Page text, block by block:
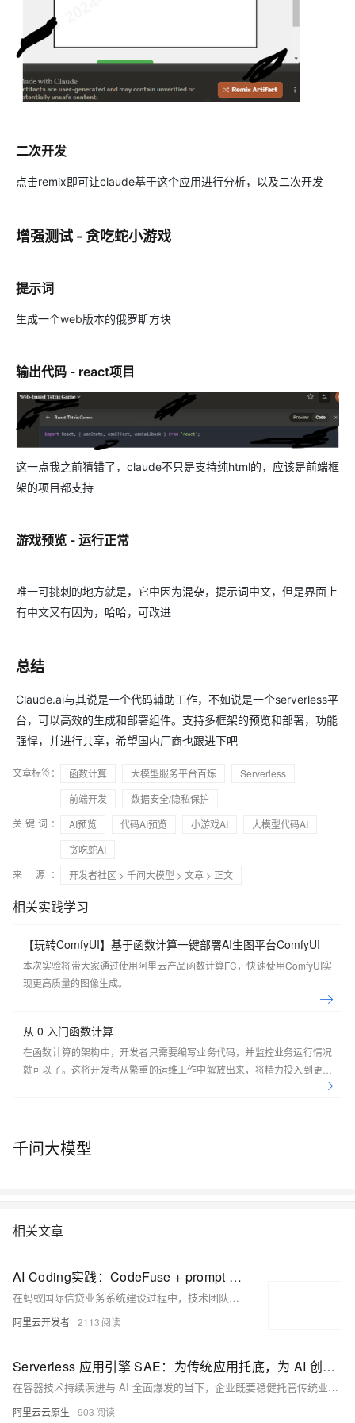
二次开发
点击remix即可让claude基于这个应用进行分析，以及二次开发
增强测试 - 贪吃蛇小游戏
提示词
生成一个web版本的俄罗斯方块
输出代码 - react项目
这一点我之前猜错了，claude不只是支持纯html的，应该是前端框
架的项目都支持
游戏预览 - 运行正常
唯一可挑刺的地方就是，它中因为混杂，提示词中文，但是界面上
有中文又有因为，哈哈，可改进
总结
Claude.ai与其说是一个代码辅助工作，不如说是一个serverless平
台，可以高效的生成和部署组件。支持多框架的预览和部署，功能
强悍，并进行共享，希望国内厂商也跟进下吧
文章标签： 函数计算 大模型服务平台百炼
Serverless
前端开发
数据安全/隐私保护
关键词：
AI预览 代码AI预览 小游戏AI
大模型代码AI
贪吃蛇AI
来 源：
开发者社区 > 千问大模型 > 文章 > 正文
相关实践学习
【玩转ComfyUI】基于函数计算一键部署AI生图平台ComfyUI
本次实验将带大家通过使用阿里云产品函数计算FC，快速使用ComfyUI实
现更高质量的图像生成。
从 0 入门函数计算
在函数计算的架构中，开发者只需要编写业务代码，并监控业务运行情况
就可以了。这将开发者从繁重的运维工作中解放出来，将精力投入到更有
千问大模型
相关文章
AI Coding实践：CodeFuse + prompt 从系分到代码
在蚂蚁国际信贷业务系统建设过程中，技术团队始终面临双重考验：一方面需应对日益加速的需求迭代周期，满足严苛的代码质量规范与金融安全合规要求；另一方面，跨地域研发团队的协同效率与代码标准统一性，在传统开发模式下逐渐显现瓶颈。为突破效率制约、提升交付质量，我们积极探索人工智能辅助代码生成技术（AI Coding）的应用实践。本文基于蚂蚁国际信贷技术团队近期的实际项目经验，梳理AI辅助开发在金融级系统快速迭代场景中的实施要点并分享阶段性实践心得。
阿里云开发者 2113
Serverless 应用引擎 SAE：为传统应用托底，为 AI 创新加速
在容器技术持续演进与 AI 全面爆发的当下，企业既要稳健托管传统业务，又要高效落地 AI 创新，如何在复杂的基础设施与频繁的版本变化中保持敏捷、稳定与低成本，成了所有技术团队的共同挑战。阿里云 Serverless 应用引擎（SAE）正是为应对这一时代挑战而生的破局者，SAE 以“免运维、强稳定、极致降本”为核心，通过一站式的应用级托管能力，同时支撑传统应用与 AI 应用，让企业把更多精力投入到业务创新。
阿里云云原生 903